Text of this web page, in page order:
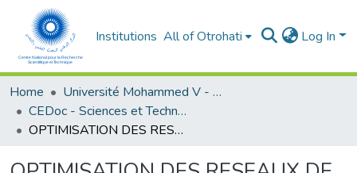
Institutions All of Otrohati Log In
Home
Université Mohammed V - Rabat
CEDoc - Sciences et Techniques pour l’ingénieur
OPTIMISATION DES RESEAUX DE CAPTEURS WSN.